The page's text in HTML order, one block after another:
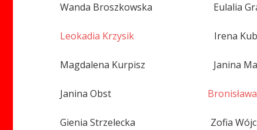
Wanda Broszkowska Eulalia
Leokadia Krzysik Irena
Magdalena Kurpisz Janina
Janina Obst
Gienia Strzelecka Zofia